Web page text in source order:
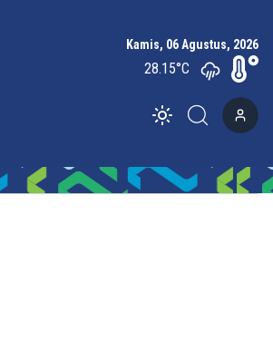
Kamis, 06 Agustus, 2026
28.15°C
Toggle theme